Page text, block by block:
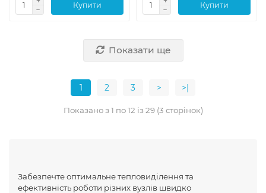
Купити Купити
Показати ще
1 2 3 > >|
Показано з 1 по 12 із 29 (3 сторінок)
Забезпечте оптимальне тепловиділення та
ефективність роботи різних вузлів швидко